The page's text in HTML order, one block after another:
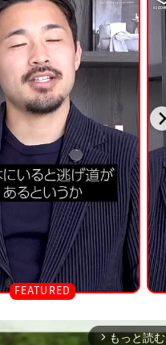
arrow_forward_ios もっと読む